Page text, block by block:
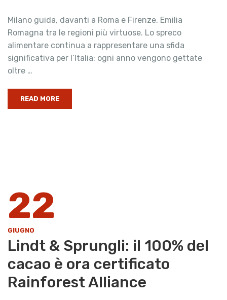
Milano guida, davanti a Roma e Firenze. Emilia
Romagna tra le regioni più virtuose. Lo spreco
alimentare continua a rappresentare una sfida
significativa per l’Italia: ogni anno vengono gettate
oltre …
READ MORE
22
GIUGNO
Lindt & Sprungli: il 100% del
cacao è ora certificato
Rainforest Alliance